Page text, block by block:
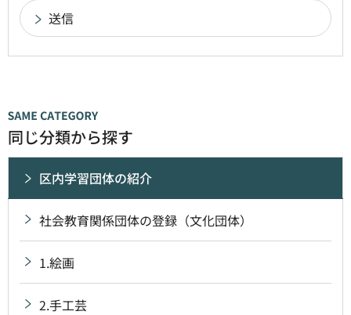
同じ分類から探す
区内学習団体の紹介
社会教育関係団体の登録（文化団体）
1.絵画
2.手工芸